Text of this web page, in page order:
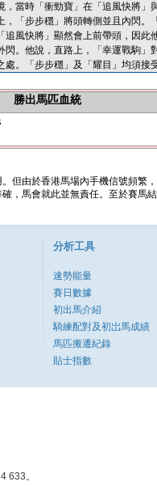
當時「衝勁寶」在「追風快將」
，「步步穩」將頭轉側並且內閃
風快將」顯然會上前帶頭，因此
。他說，直路上，「幸運戰駒」
。「步步穩」及「耀目」均須接
勝出馬匹血統
但由於香港馬場內手機信號頻繁
，馬會就此並無責任。至於賽馬
分析工具
速勢能量
賽日數據
初出馬介紹
騎練配對及初岀馬成績
馬匹搬遷紀錄
貼士指數
633。